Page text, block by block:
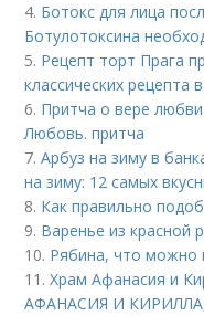
4. Ботокс для лица
Ботулотоксина
5. Рецепт торт Прага
классических рецепта
6. Притча о вере
Любовь. притча
7.Арбуз на зиму в
на зиму: 12 самых
8. Как правильно
9. Варенье из красной
10. Рябина, что можно
11.Храм Афанасия и
АФАНАСИЯ И